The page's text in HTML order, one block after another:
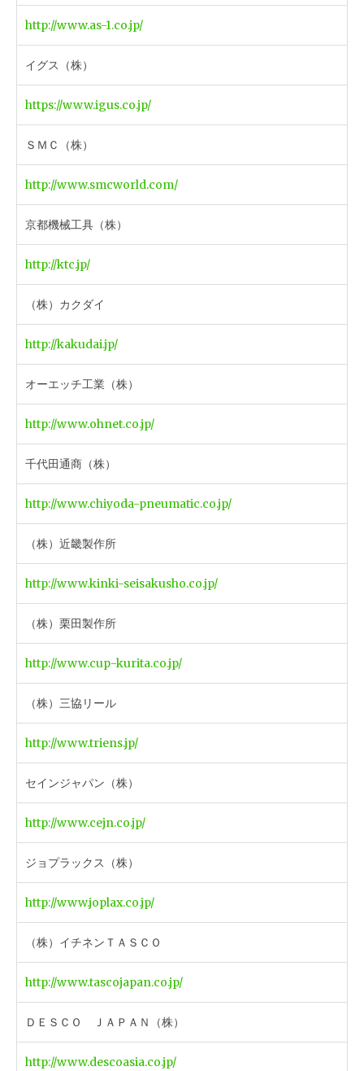
http://www.as-1.co.jp/
イグス（株）
https://www.igus.co.jp/
ＳＭＣ（株）
http://www.smcworld.com/
京都機械工具（株）
http://ktc.jp/
（株）カクダイ
http://kakudai.jp/
オーエッチ工業（株）
http://www.ohnet.co.jp/
千代田通商（株）
http://www.chiyoda-pneumatic.co.jp/
（株）近畿製作所
http://www.kinki-seisakusho.co.jp/
（株）栗田製作所
http://www.cup-kurita.co.jp/
（株）三協リール
http://www.triens.jp/
セインジャパン（株）
http://www.cejn.co.jp/
ジョプラックス（株）
http://www.joplax.co.jp/
（株）イチネンＴＡＳＣＯ
http://www.tascojapan.co.jp/
ＤＥＳＣＯ ＪＡＰＡＮ（株）
http://www.descoasia.co.jp/